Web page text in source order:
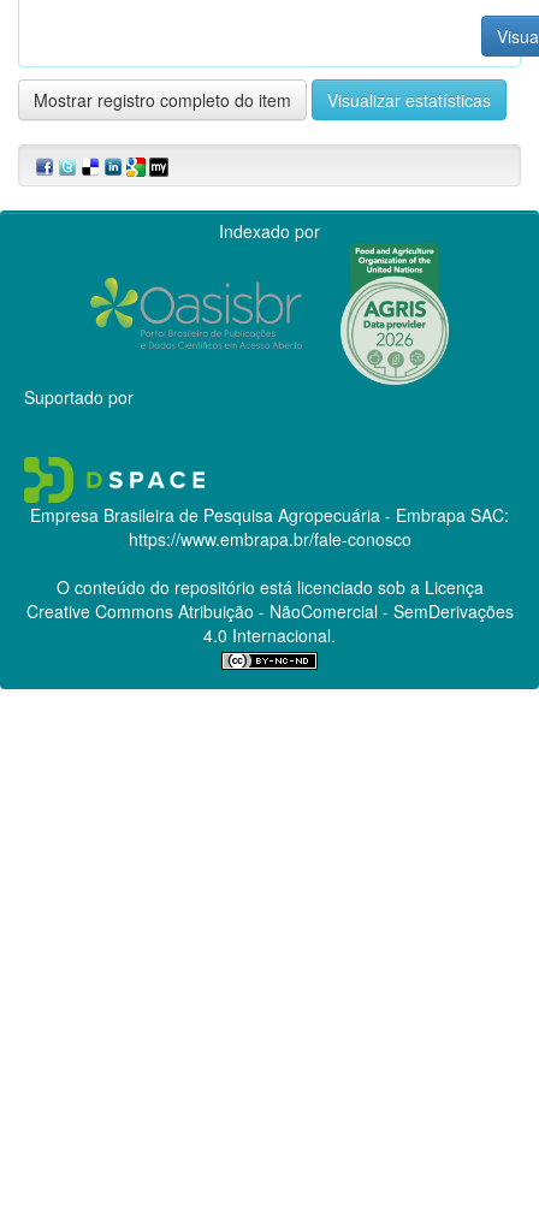
Mostrar registro completo do item Visualizar estatísticas
Indexado por
Suportado por
Empresa Brasileira de Pesquisa Agropecuária - Embrapa SAC:
https://www.embrapa.br/fale-conosco
O conteúdo do repositório está licenciado sob a Licença
Creative CommonsAtribuição - NãoComercial - SemDerivações
4.0 Internacional.